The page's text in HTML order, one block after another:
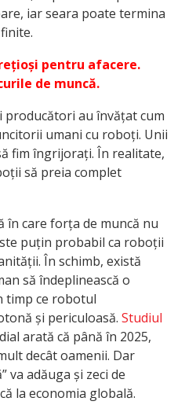
iar seara poate termina
pentru afacere.
de muncă.
au învățat cum
umani cu roboți. Unii
fim îngrijorați. În realitate,
să preia complet
care forța de muncă nu
puțin probabil ca roboții
În schimb, există
să îndeplinească o
timp ce robotul
și periculoasă. Studiul
arată că până în 2025,
decât oamenii. Dar
va adăuga și zeci de
la economia globală.